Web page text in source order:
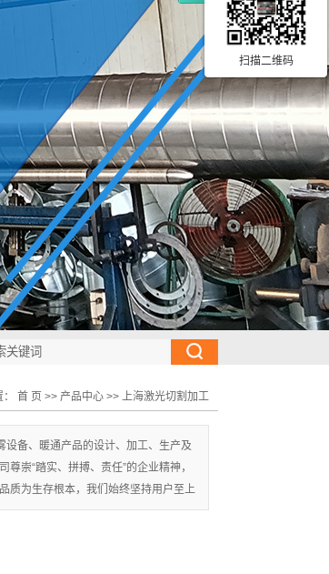
首 页 >> 产品中心 >> 上海激光切割加工
备、暖通产品的设计、加工、生产及
崇“踏实、拼搏、责任”的企业精神，
质为生存根本，我们始终坚持用户至上
扫描二维码